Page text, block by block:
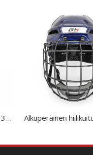
Aikuisten ammattimainen 3D -painettu vuoraus jääkiekkokypärä häkkiin